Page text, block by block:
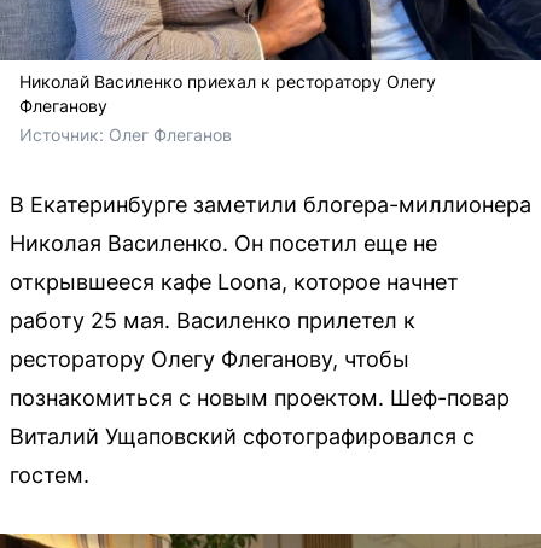
Николай Василенко приехал к ресторатору Олегу
Флеганову
Источник: Олег Флеганов
В Екатеринбурге заметили блогера-миллионера
Николая Василенко. Он посетил еще не
открывшееся кафе Loona, которое начнет
работу 25 мая. Василенко прилетел к
ресторатору Олегу Флеганову, чтобы
познакомиться с новым проектом. Шеф-повар
Виталий Ущаповский сфотографировался с
гостем.